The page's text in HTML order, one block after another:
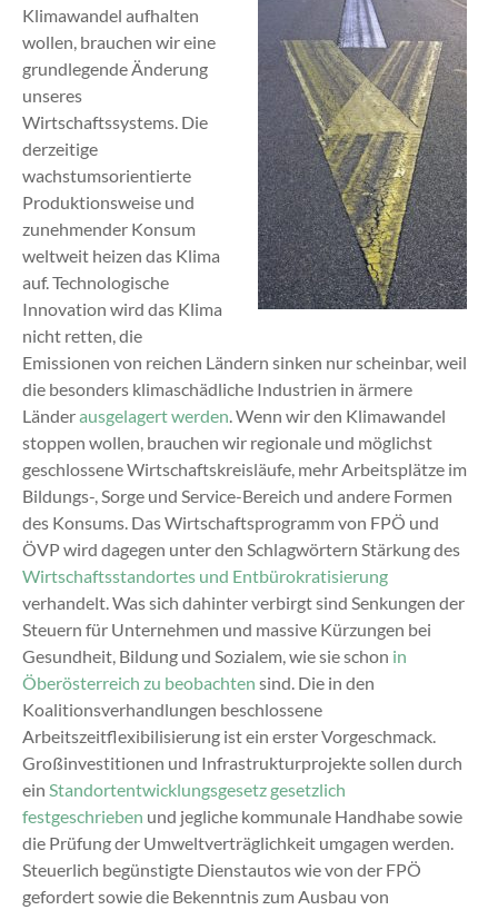
Klimawandel aufhalten
wollen, brauchen wir eine
grundlegende Änderung
unseres
Wirtschaftssystems. Die
derzeitige
wachstumsorientierte
Produktionsweise und
zunehmender Konsum
weltweit heizen das Klima
auf. Technologische
Innovation wird das Klima
nicht retten, die
Emissionen von reichen Ländern sinken nur scheinbar, weil
die besonders klimaschädliche Industrien in ärmere
Länderausgelagert werden. Wenn wir den Klimawandel
stoppen wollen, brauchen wir regionale und möglichst
geschlossene Wirtschaftskreisläufe, mehr Arbeitsplätze im
Bildungs-, Sorge und Service-Bereich und andere Formen
des Konsums. Das Wirtschaftsprogramm von FPÖ und
ÖVP wird dagegen unter den Schlagwörtern Stärkung des
Wirtschaftsstandortes und Entbürokratisierung
verhandelt. Was sich dahinter verbirgt sind Senkungen der
Steuern für Unternehmen und massive Kürzungen bei
Gesundheit, Bildung und Sozialem, wie sie schon in
Öberösterreich zu beobachten sind. Die in den
Koalitionsverhandlungen beschlossene
Arbeitszeitflexibilisierung ist ein erster Vorgeschmack.
Großinvestitionen und Infrastrukturprojekte sollen durch
ein Standortentwicklungsgesetz gesetzlich
festgeschrieben und jegliche kommunale Handhabe sowie
die Prüfung der Umweltverträglichkeit umgagen werden.
Steuerlich begünstigte Dienstautos wie von der FPÖ
gefordert sowie die Bekenntnis zum Ausbau von